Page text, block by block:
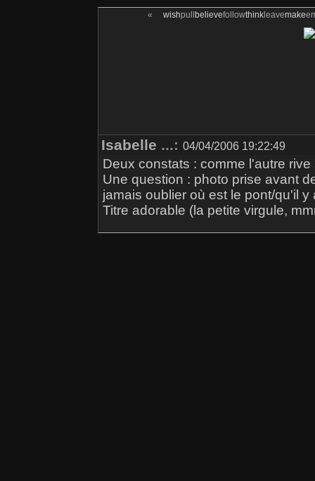
« wishpull believefollowthinkleavemake
Isabelle ...: 04/04/2006 19:22:49
Deux constats : comme l'autre
Une question : photo prise avant
jamais oublier où est le pont/qu'il y
Titre adorable (la petite virgule,